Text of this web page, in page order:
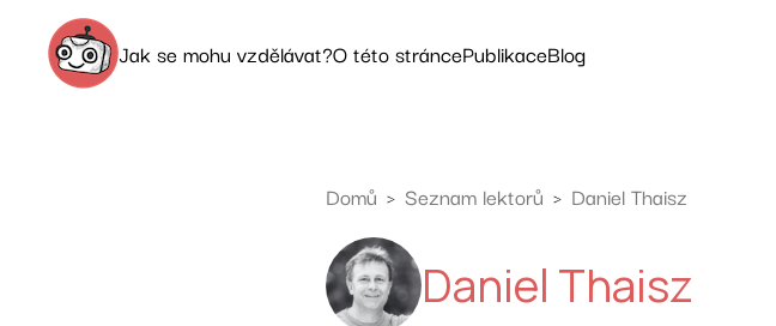
Jak se mohu vzdělávat?
Objednejte si školení do sborovny
O této stránce
Obchodní podmínky
Kontakt
PublikaceBlog
Domů Seznam lektorů Daniel Thaisz
Daniel Thaisz